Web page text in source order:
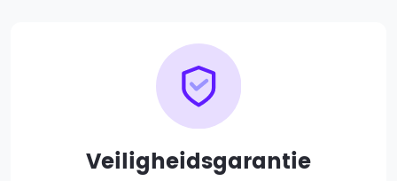
Veiligheidsgarantie